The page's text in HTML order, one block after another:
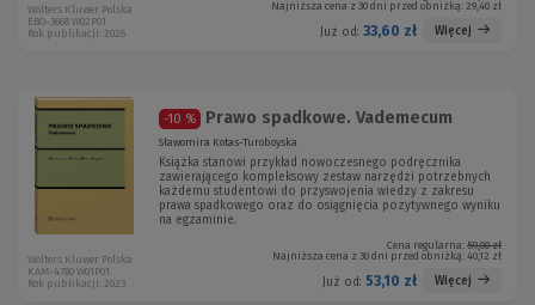
Najniższa cena z 30 dni przed obniżką: 29,40 zł
Już od: 33,60 zł Więcej
Wolters Kluwer Polska
EBO-3668 W02P01
Rok publikacji: 2026
-10 % Prawo spadkowe. Vademecum
Sławomira Kotas-Turoboyska
Książka stanowi przykład nowoczesnego podręcznika
zawierającego kompleksowy zestaw narzędzi potrzebnych
każdemu studentowi do przyswojenia wiedzy z zakresu
prawa spadkowego oraz do osiągnięcia pozytywnego wyniku
na egzaminie.
Cena regularna: 59,00 zł
Najniższa cena z 30 dni przed obniżką: 40,12 zł
Już od: 53,10 zł Więcej
Wolters Kluwer Polska
KAM-4780 W01P01
Rok publikacji: 2023